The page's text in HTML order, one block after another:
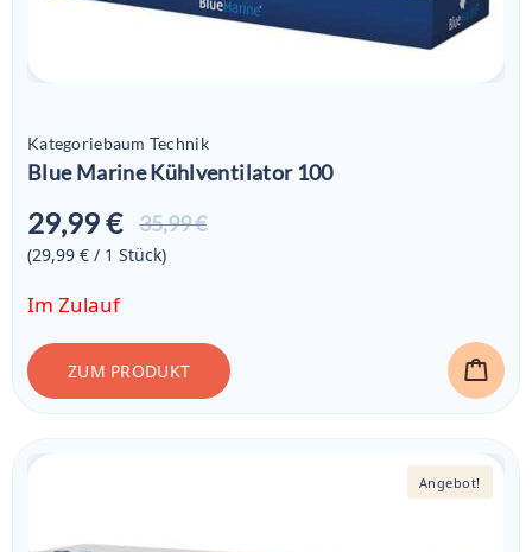
Kategoriebaum Technik
Blue Marine Kühlventilator 100
35,99 €
29,99 €
Aktueller
(29,99 € / 1 Stück)
Im Zulauf
ZUM PRODUKT
Angebot!